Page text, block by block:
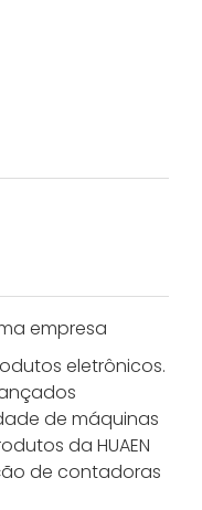
empresa
eletrônicos.
de máquinas
da HUAEN
de contadoras